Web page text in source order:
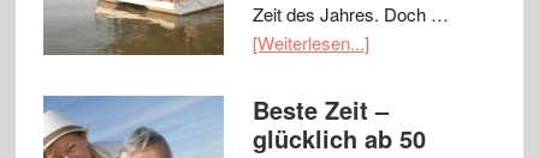
Zeit des Jahres. Doch …
[Weiterlesen...]
Beste Zeit –
glücklich ab 50